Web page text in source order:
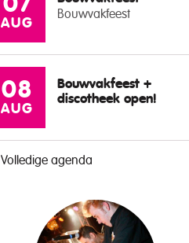
07
AUG
Bouwvakfeest
08
AUG
Bouwvakfeest +
discotheek open!
Volledige agenda